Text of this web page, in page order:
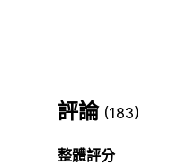
評論 (183)
整體評分